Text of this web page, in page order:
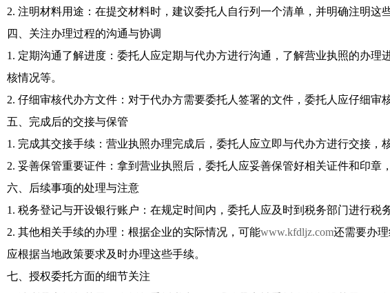
2. 注明材料用途：在提交材料时，建议委托人自行列一个清单，并明确注明这
四、关注办理过程的沟通与协调
1. 定期沟通了解进度：委托人应定期与代办方进行沟通，了解营业执照的办
核情况等。
2. 仔细审核代办方文件：对于代办方需要委托人签署的文件，委托人应仔细
五、完成后的交接与保管
1. 完成其交接手续：营业执照办理完成后，委托人应立即与代办方进行交接，
2. 妥善保管重要证件：拿到营业执照后，委托人应妥善保管好相关证件和印
六、后续事项的处理与注意
1. 税务登记与开设银行账户：在规定时间内，委托人应及时到税务部门进行
2. 其他相关手续的办理：根据企业的实际情况，可能www.kfdljz.com还需要办
应根据当地政策要求及时办理这些手续。
七、授权委托方面的细节关注